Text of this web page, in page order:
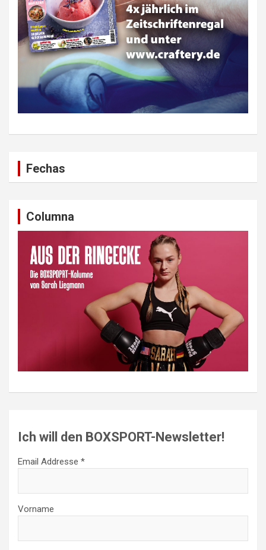
Fechas
Columna
Ich will den BOXSPORT-Newsletter!
Email Addresse *
Vorname